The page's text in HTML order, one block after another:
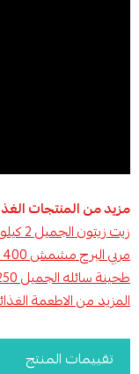
مزيد من المنتجات
زيت زيتون الجميل 2 كيلو
مربي البرج مشمش 400 جم
طحينة سائله الجميل 250جم
المزيد من الاطعمة
تقييمات المنتج